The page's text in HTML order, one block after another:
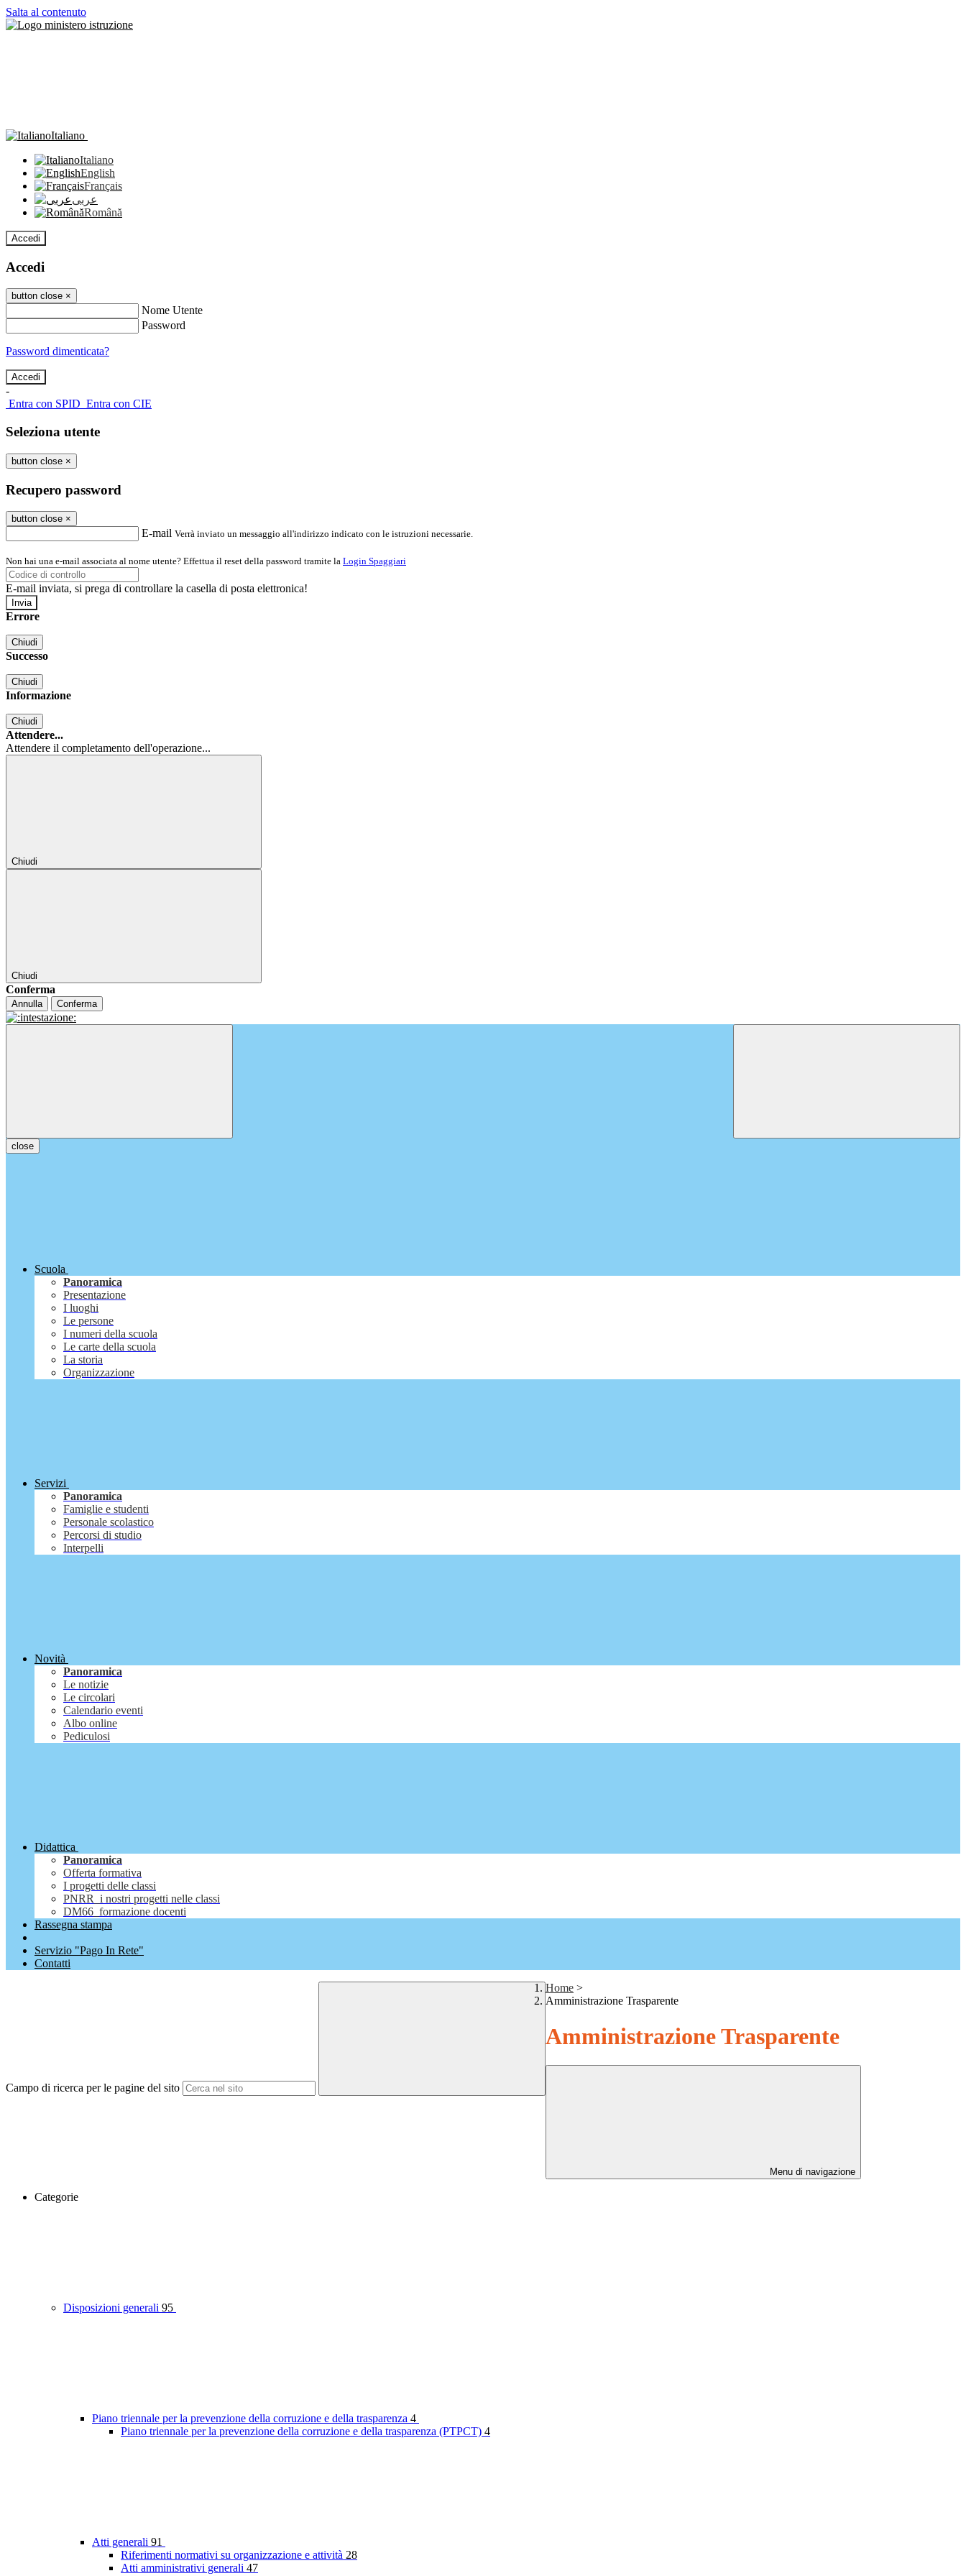
Salta al contenuto
Italiano
Italiano
English
Français
عربى
Română
Accedi
Accedi
button close ×
Nome Utente
Password
Password dimenticata?
-
Entra con SPID Entra con CIE
Seleziona utente
button close ×
Recupero password
button close ×
E-mail Verrà inviato un messaggio all'indirizzo indicato con le istruzioni necessarie.
Non hai una e-mail associata al nome utente? Effettua il reset della password tramite la Login Spaggiari
E-mail inviata, si prega di controllare la casella di posta elettronica!
Errore
Chiudi
Successo
Chiudi
Informazione
Chiudi
Attendere...
Attendere il completamento dell'operazione...
Chiudi
Chiudi
Conferma
Annulla Conferma
close
Scuola
Panoramica
Presentazione
I luoghi
Le persone
I numeri della scuola
Le carte della scuola
La storia
Organizzazione
Servizi
Panoramica
Famiglie e studenti
Personale scolastico
Percorsi di studio
Interpelli
Novità
Panoramica
Le notizie
Le circolari
Calendario eventi
Albo online
Pediculosi
Didattica
Panoramica
Offerta formativa
I progetti delle classi
PNRR_i nostri progetti nelle classi
DM66_formazione docenti
Rassegna stampa
Servizio "Pago In Rete"
Contatti
Campo di ricerca per le pagine del sito
Home >
Amministrazione Trasparente
Amministrazione Trasparente
Menu di navigazione
Categorie
Disposizioni generali 95
Piano triennale per la prevenzione della corruzione e della trasparenza 4
Piano triennale per la prevenzione della corruzione e della trasparenza (PTPCT) 4
Atti generali 91
Riferimenti normativi su organizzazione e attività 28
Atti amministrativi generali 47